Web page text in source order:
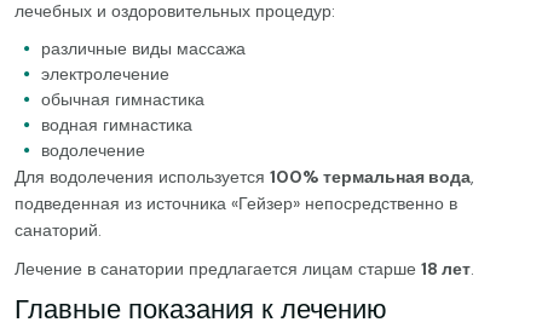
лечебных и оздоровительных процедур:
различные виды массажа
электролечение
обычная гимнастика
водная гимнастика
водолечение
Для водолечения используется 100% термальная вода,
подведенная из источника «Гейзер» непосредственно в
санаторий.
Лечение в санатории предлагается лицам старше 18 лет.
Главные показания к лечению